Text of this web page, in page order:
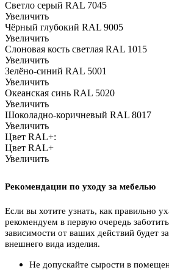
Светло серый RAL 7045
Увеличить
Чёрный глубокий RAL 9005
Увеличить
Слоновая кость светлая RAL 1015
Увеличить
Зелёно-синий RAL 5001
Увеличить
Океанская синь RAL 5020
Увеличить
Шоколадно-коричневый RAL 8017
Увеличить
Цвет RAL+:
Цвет RAL+
Увеличить
Рекомендации по уходу за мебелью
Если вы хотите узнать, как правильно
рекомендуем в первую очередь
зависимости от ваших действий будет
внешнего вида изделия.
Не допускайте сырости в